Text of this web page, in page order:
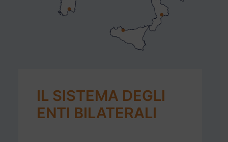
IL SISTEMA DEGLI
ENTI BILATERALI